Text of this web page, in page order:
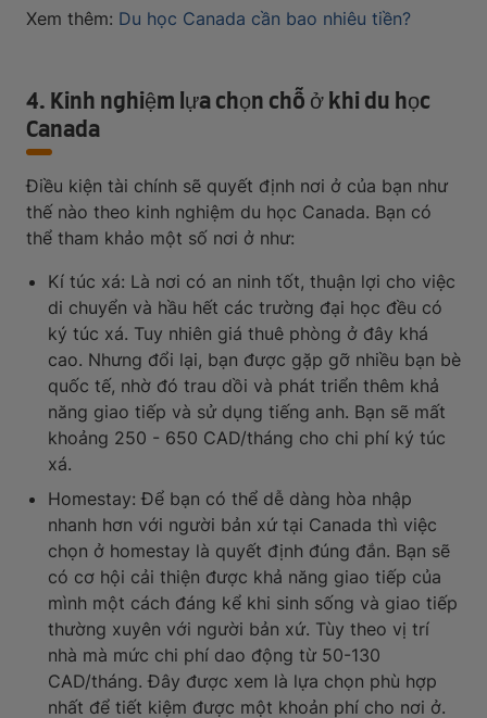
Xem thêm: Du học Canada cần bao nhiêu tiền?
4. Kinh nghiệm lựa chọn chỗ ở khi du học
Canada
Điều kiện tài chính sẽ quyết định nơi ở của bạn như
thế nào theo kinh nghiệm du học Canada. Bạn có
thể tham khảo một số nơi ở như:
Kí túc xá: Là nơi có an ninh tốt, thuận lợi cho việc
di chuyển và hầu hết các trường đại học đều có
ký túc xá. Tuy nhiên giá thuê phòng ở đây khá
cao. Nhưng đổi lại, bạn được gặp gỡ nhiều bạn bè
quốc tế, nhờ đó trau dồi và phát triển thêm khả
năng giao tiếp và sử dụng tiếng anh. Bạn sẽ mất
khoảng 250 - 650 CAD/tháng cho chi phí ký túc
xá.
Homestay: Để bạn có thể dễ dàng hòa nhập
nhanh hơn với người bản xứ tại Canada thì việc
chọn ở homestay là quyết định đúng đắn. Bạn sẽ
có cơ hội cải thiện được khả năng giao tiếp của
mình một cách đáng kể khi sinh sống và giao tiếp
thường xuyên với người bản xứ. Tùy theo vị trí
nhà mà mức chi phí dao động từ 50-130
CAD/tháng. Đây được xem là lựa chọn phù hợp
nhất để tiết kiệm được một khoản phí cho nơi ở.